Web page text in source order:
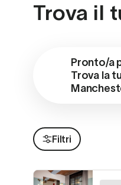
Trova il
Pronto/a
Trova la
Filtri